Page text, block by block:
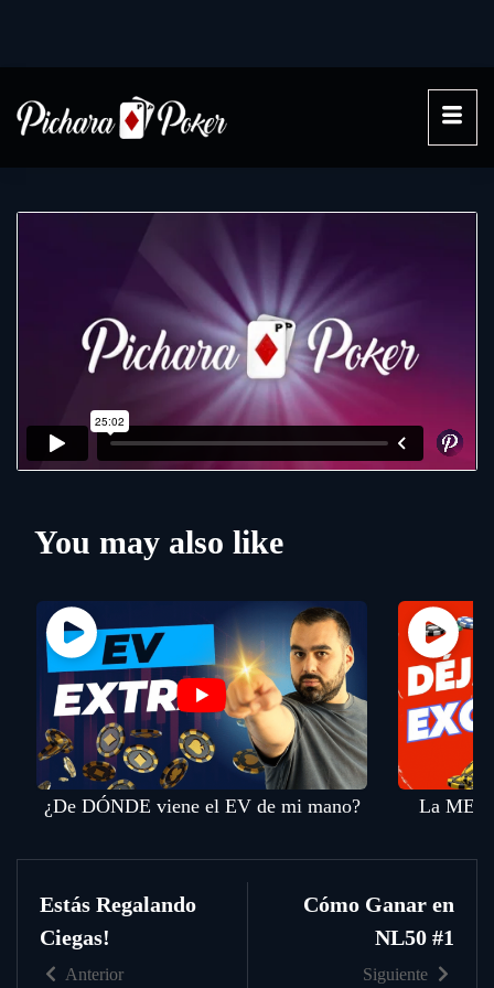
You may also like
¿De DÓNDE viene el EV de mi mano? La
Estás Regalando
Ciegas!
Anterior
Cómo Ganar en
NL50 #1
Siguiente